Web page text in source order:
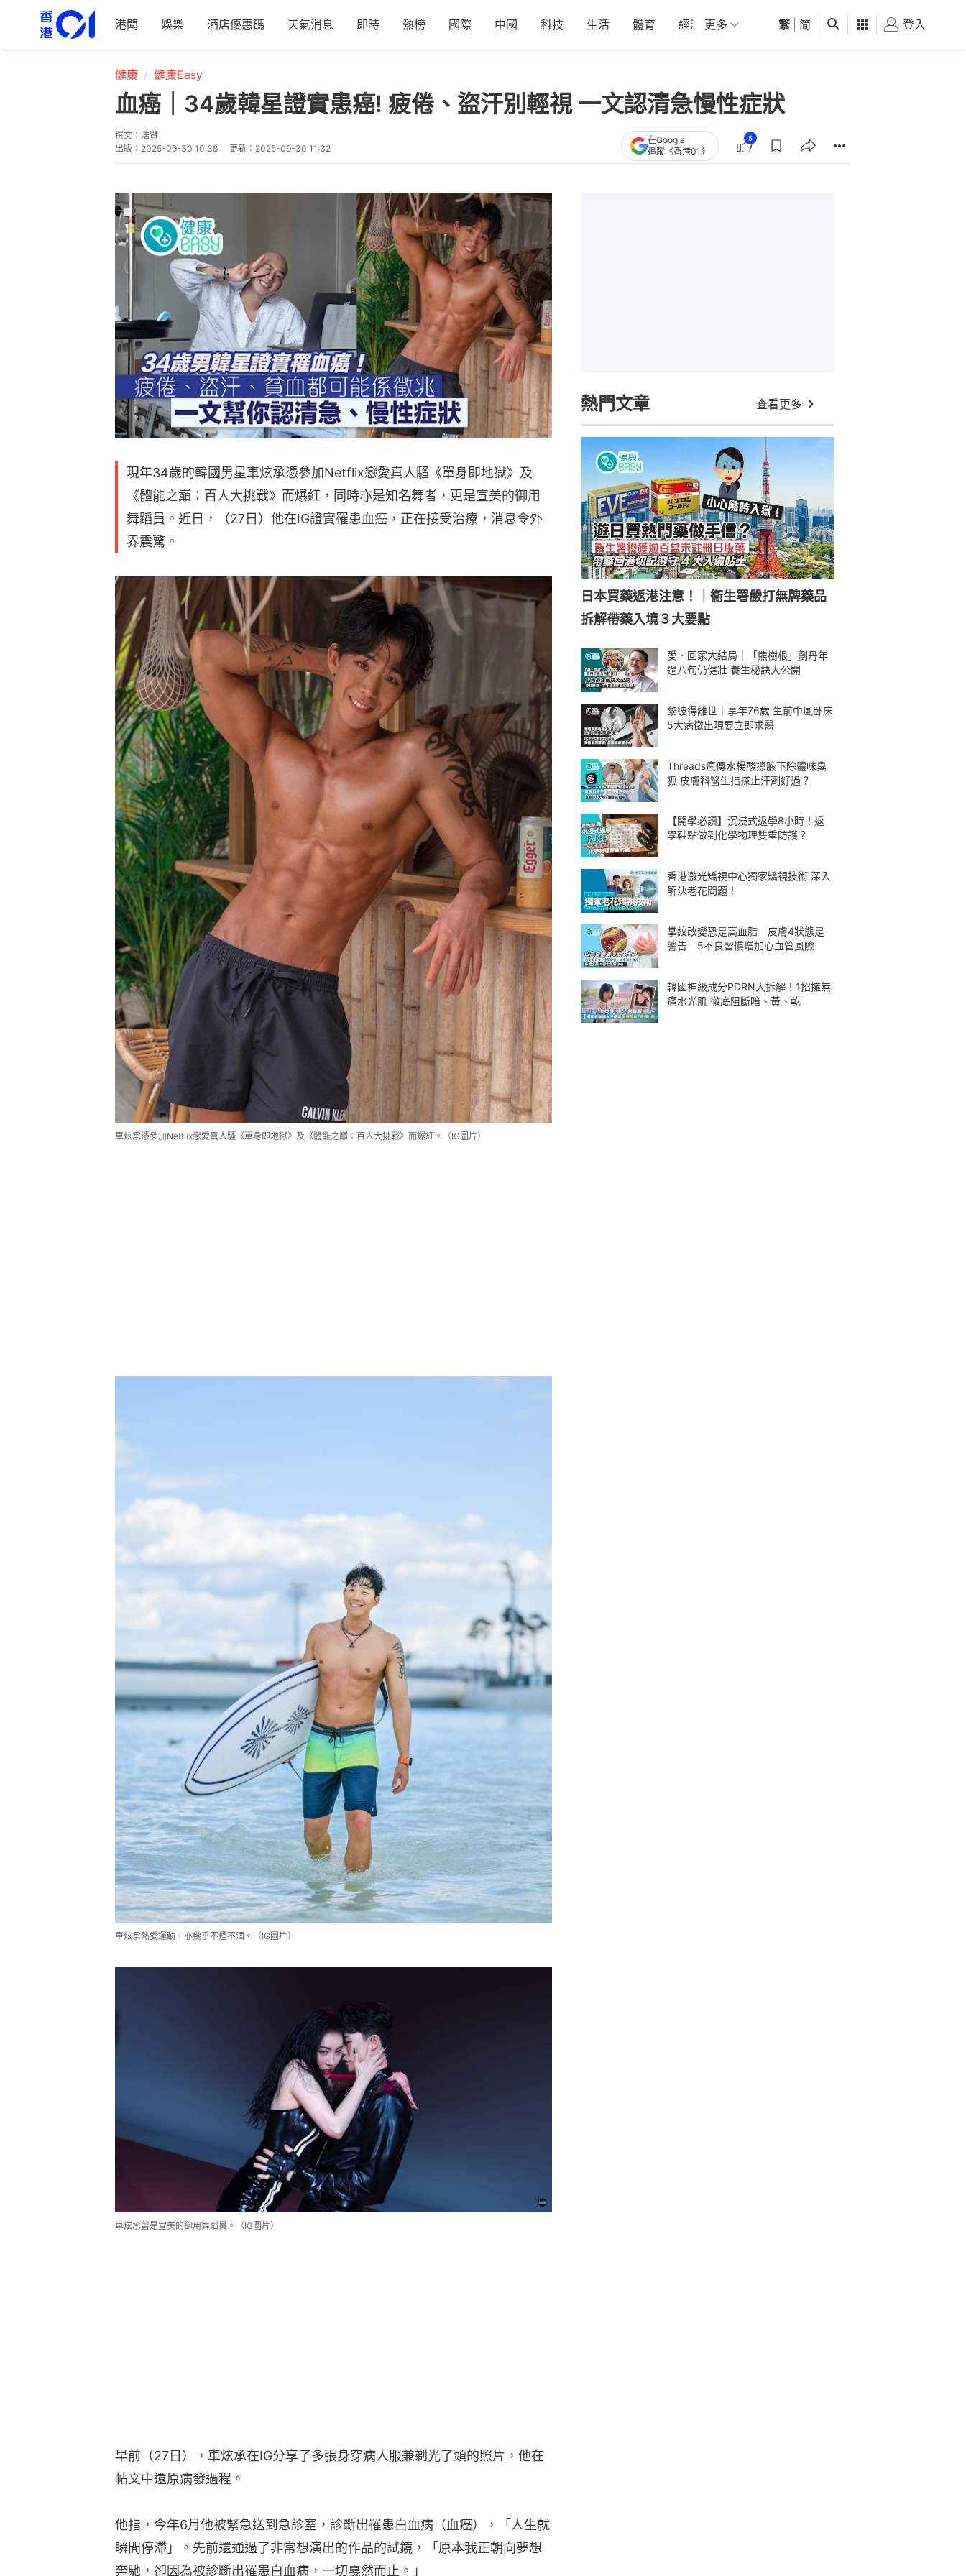
港聞 娛樂 酒店優惠碼 天氣消息 即時 熱榜 國際 中國 科技 生活 體育 經濟 01深圳 觀點 健康 好食玩飛
更多 繁 简 登入
健康 健康Easy
血癌｜34歲韓星證實患癌! 疲倦、盜汗別輕視 一文認清急慢性症狀
撰文： 浩賢
出版： 2025-09-30 10:38 更新： 2025-09-30 11:32
在Google
追蹤《香港01》
5
現年34歲的韓國男星車炫承憑參加Netflix戀愛真人騷《單身即地獄》及
《體能之巔：百人大挑戰》而爆紅，同時亦是知名舞者，更是宣美的御用
舞蹈員。近日，（27日）他在IG證實罹患血癌，正在接受治療，消息令外
界震驚。
車炫承憑參加Netflix戀愛真人騷《單身即地獄》及《體能之巔：百人大挑戰》而爆紅。（IG圖片）
車炫承熱愛運動，亦幾乎不煙不酒。（IG圖片）
車炫承曾是宣美的御用舞蹈員。（IG圖片）
早前（27日），車炫承在IG分享了多張身穿病人服兼剃光了頭的照片，他在
帖文中還原病發過程。
他指，今年6月他被緊急送到急診室，診斷出罹患白血病（血癌），「人生就
瞬間停滯」。先前還通過了非常想演出的作品的試鏡，「原本我正朝向夢想
奔馳，卻因為被診斷出罹患白血病，一切戛然而止。」
熱門文章 查看更多
日本買藥返港注意！｜衞生署嚴打無牌藥品
拆解帶藥入境３大要點
愛．回家大結局｜「熊樹根」劉丹年
過八旬仍健壯 養生秘訣大公開
黎彼得離世｜享年76歲 生前中風卧床
5大病徵出現要立即求醫
Threads瘋傳水楊酸擦腋下除體味臭
狐 皮膚科醫生指搽止汗劑好過？
【開學必讀】沉浸式返學8小時！返
學鞋點做到化學物理雙重防護？
香港激光矯視中心獨家矯視技術 深入
解決老花問題！
掌紋改變恐是高血脂 皮膚4狀態是
警告 5不良習慣增加心血管風險
韓國神級成分PDRN大拆解！1招擁無
痛水光肌 徹底阻斷暗、黃、乾